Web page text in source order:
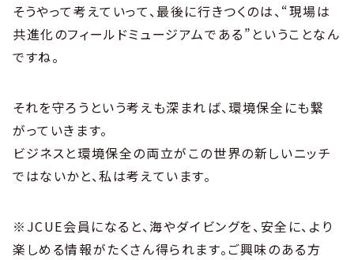
そうやって考えていって、最後に行きつくのは、“現場は
共進化のフィールドミュージアムである”ということなん
ですね。
それを守ろうという考えも深まれば、環境保全にも繋
がっていきます。
ビジネスと環境保全の両立がこの世界の新しいニッチ
ではないかと、私は考えています。
※JCUE会員になると、海やダイビングを、安全に、より
楽しめる情報がたくさん得られます。ご興味のある方